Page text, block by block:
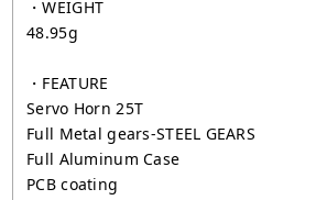
・WEIGHT
48.95g
・FEATURE
Servo Horn 25T
Full Metal gears-STEEL GEARS
Full Aluminum Case
PCB coating